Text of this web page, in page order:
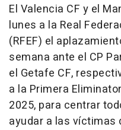
El Valencia CF y el
lunes a la Real
(RFEF) el
semana ante el CP
el Getafe CF,
a la Primera
2025, para centrar
ayudar a las víctimas